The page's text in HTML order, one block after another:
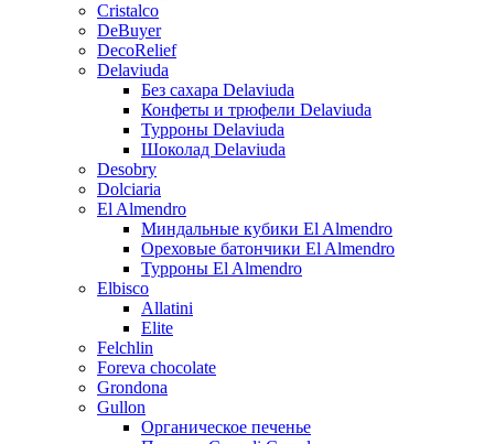
Cristalco
DeBuyer
DecoRelief
Delaviuda
Без сахара Delaviuda
Конфеты и трюфели Delaviuda
Турроны Delaviuda
Шоколад Delaviuda
Desobry
Dolciaria
El Almendro
Миндальные кубики El Almendro
Ореховые батончики El Almendro
Турроны El Almendro
Elbisco
Allatini
Elite
Felchlin
Foreva chocolate
Grondona
Gullon
Органическое печенье